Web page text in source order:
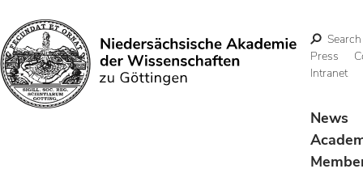
Search
Search
Press
Intranet
News